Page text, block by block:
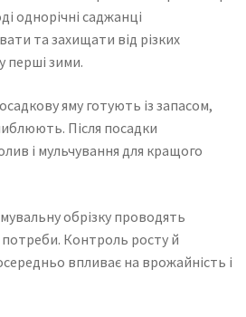
однорічні саджанці
та захищати від різких
перші зими.
яму готують із запасом,
Після посадки
і мульчування для кращого
обрізку проводять
потреби. Контроль росту й
впливає на врожайність і